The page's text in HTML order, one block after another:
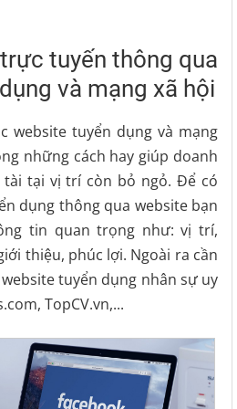
tuyến thông qua
và mạng xã hội
website tuyển dụng và mạng
những cách hay giúp doanh
tại vị trí còn bỏ ngỏ. Để có
dụng thông qua website bạn
tin quan trọng như: vị trí,
thiệu, phúc lợi. Ngoài ra cần
tuyển dụng nhân sự uy
TopCV.vn,...